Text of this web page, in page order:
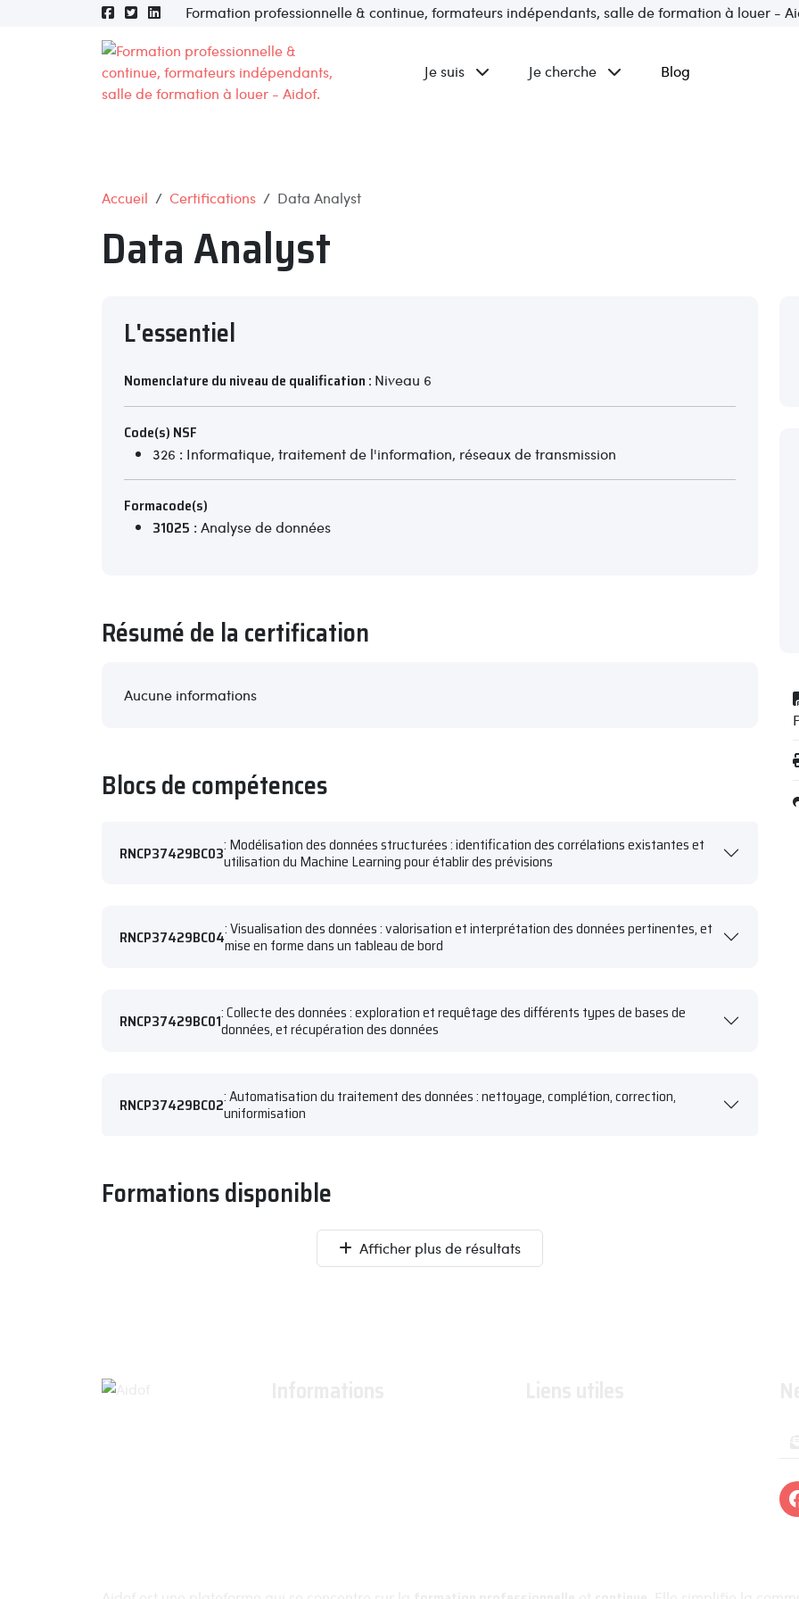
Formation professionnelle & continue, formateurs indépendants, salle de formation à louer -
Je suis Je cherche Blog
Accueil Certifications Data Analyst
Data Analyst
L'essentiel
Nomenclature du niveau de qualification : Niveau 6
Code(s) NSF
326 : Informatique, traitement de l'information, réseaux de transmission
Formacode(s)
31025 : Analyse de données
Résumé de la certification
Aucune informations
Blocs de compétences
RNCP37429BC03: Modélisation des données structurées : identification des corrélations existantes et
utilisation du Machine Learning pour établir des prévisions
RNCP37429BC04: Visualisation des données : valorisation et interprétation des données pertinentes, et
mise en forme dans un tableau de bord
RNCP37429BC01: Collecte des données : exploration et requêtage des différents types de bases de
données, et récupération des données
RNCP37429BC02: Automatisation du traitement des données : nettoyage, complétion, correction,
uniformisation
Formations disponible
Afficher plus de résultats